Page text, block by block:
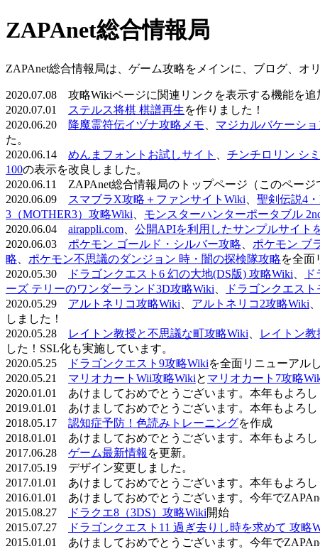
ZAPAnet総合情報局
ZAPAnet総合情報局は、ゲーム攻略をメインに、ブログ、オ
2020.07.08 攻略Wikiページに関連リンクを表示する機能を追
2020.07.01
ステルス将棋 棋譜再生を作りました！
2020.06.20
降魔霊符伝イヅナ攻略メモ マジカルバケーシ
た。
2020.06.14 めんまフォントお試しサイト チンチロリン シ
100の表示を改良しました。
2020.06.11 ZAPAnet総合情報局のトップページ（このペー
2020.06.09
スマブラX攻略＋ファンサイトWiki 聖剣伝説4
3（MOTHER3）攻略Wiki
モンスターハンターポータブル
2020.06.04 airappli.com 公開APIを利用したサンプルサイト
2020.06.03 ポケモン ゴールド・シルバー攻略 ポケモン ブ
略
ポケモン不思議のダンジョン 時・闇の探検隊攻略を全面
2020.05.30
ドラゴンクエスト6 幻の大地(DS版) 攻略Wiki
ーズ テリーのワンダーランド3D攻略Wiki
ドラゴンクエス
2020.05.29 アルトネリコ攻略Wiki アルトネリコ2攻略Wiki
しました！
2020.05.28
レイトン教授と不思議な町攻略Wiki レイトン
した！SSL化も実施しています。
2020.05.25
ドラゴンクエスト9攻略Wikiを全面リニューアル
2020.05.21 マリオカートWii攻略Wikiと マリオカート7攻略
2020.01.01 あけましておめでとうございます。本年もよろし
2019.01.01 あけましておめでとうございます。本年もよろし
2018.05.17 認知症予防！色読みトレーニングを作成
2018.01.01 あけましておめでとうございます。本年もよろし
2017.06.28 ゲーム最新情報 を更新。
2017.05.19 デザイン変更しました。
2017.01.01 あけましておめでとうございます。本年もよろし
2016.01.01 あけましておめでとうございます。今年で
2015.08.27
ドラクエ8（3DS）攻略Wiki開始
2015.07.27
ドラゴンクエスト11 過ぎ去りし時を求めて 攻略
2015.01.01 あけましておめでとうございます。今年で